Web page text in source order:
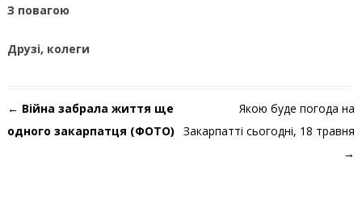
З повагою
Друзі, колеги
Навігація по запису
← Війна забрала життя ще
одного закарпатця (ФОТО)
Якою буде погода на
Закарпатті сьогодні, 18 травня
→